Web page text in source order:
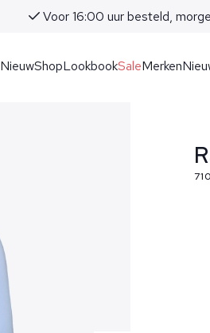
Voor 16:00 uur besteld,
NieuwShopLookbookSaleMerken